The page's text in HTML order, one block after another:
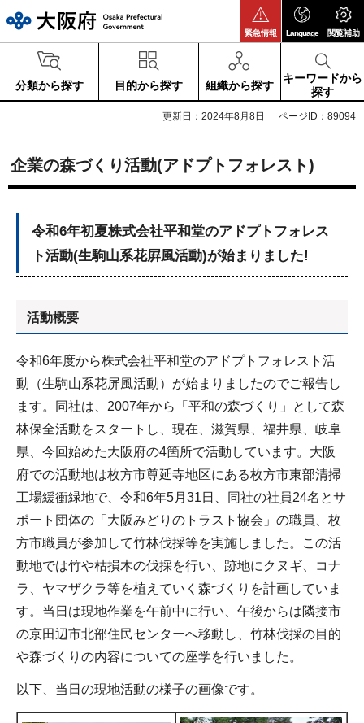
緊急情報 Language 閲覧補助
分類から探す 目的から探す 組織から探す
キーワードから
探す
更新日：2024年8月8日 ページID：89094
企業の森づくり活動(アドプトフォレスト)
令和6年初夏株式会社平和堂のアドプトフォレス
ト活動(生駒山系花屛風活動)が始まりました!
活動概要
令和6年度から株式会社平和堂のアドプトフォレスト活
動（生駒山系花屏風活動）が始まりましたのでご報告し
ます。同社は、2007年から「平和の森づくり」として森
林保全活動をスタートし、現在、滋賀県、福井県、岐阜
県、今回始めた大阪府の4箇所で活動しています。大阪
府での活動地は枚方市尊延寺地区にある枚方市東部清掃
工場緩衝緑地で、令和6年5月31日、同社の社員24名とサ
ポート団体の「大阪みどりのトラスト協会」の職員、枚
方市職員が参加して竹林伐採等を実施しました。この活
動地では竹や枯損木の伐採を行い、跡地にクヌギ、コナ
ラ、ヤマザクラ等を植えていく森づくりを計画していま
す。当日は現地作業を午前中に行い、午後からは隣接市
の京田辺市北部住民センターへ移動し、竹林伐採の目的
や森づくりの内容についての座学を行いました。
以下、当日の現地活動の様子の画像です。